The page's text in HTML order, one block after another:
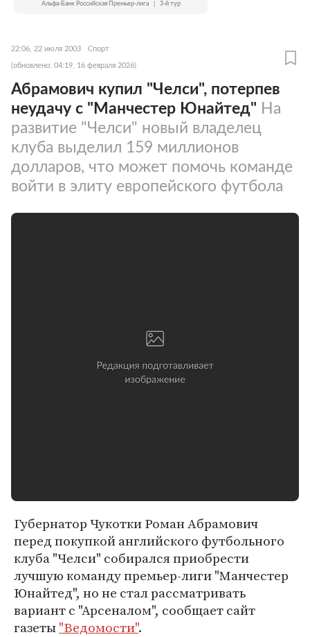
Альфа-Банк Российская Премьер-лига 3-й тур
22:06, 22 июля 2003 Спорт
(обновлено: 04:19, 16 февраля 2026)
Абрамович купил "Челси", потерпев
неудачу с "Манчестер Юнайтед" На
развитие "Челси" новый владелец
клуба выделил 159 миллионов
долларов, что может помочь команде
войти в элиту европейского футбола
Губернатор Чукотки Роман Абрамович
перед покупкой английского футбольного
клуба "Челси" собирался приобрести
лучшую команду премьер-лиги "Манчестер
Юнайтед", но не стал рассматривать
вариант с "Арсеналом", сообщает сайт
газеты"Ведомости".